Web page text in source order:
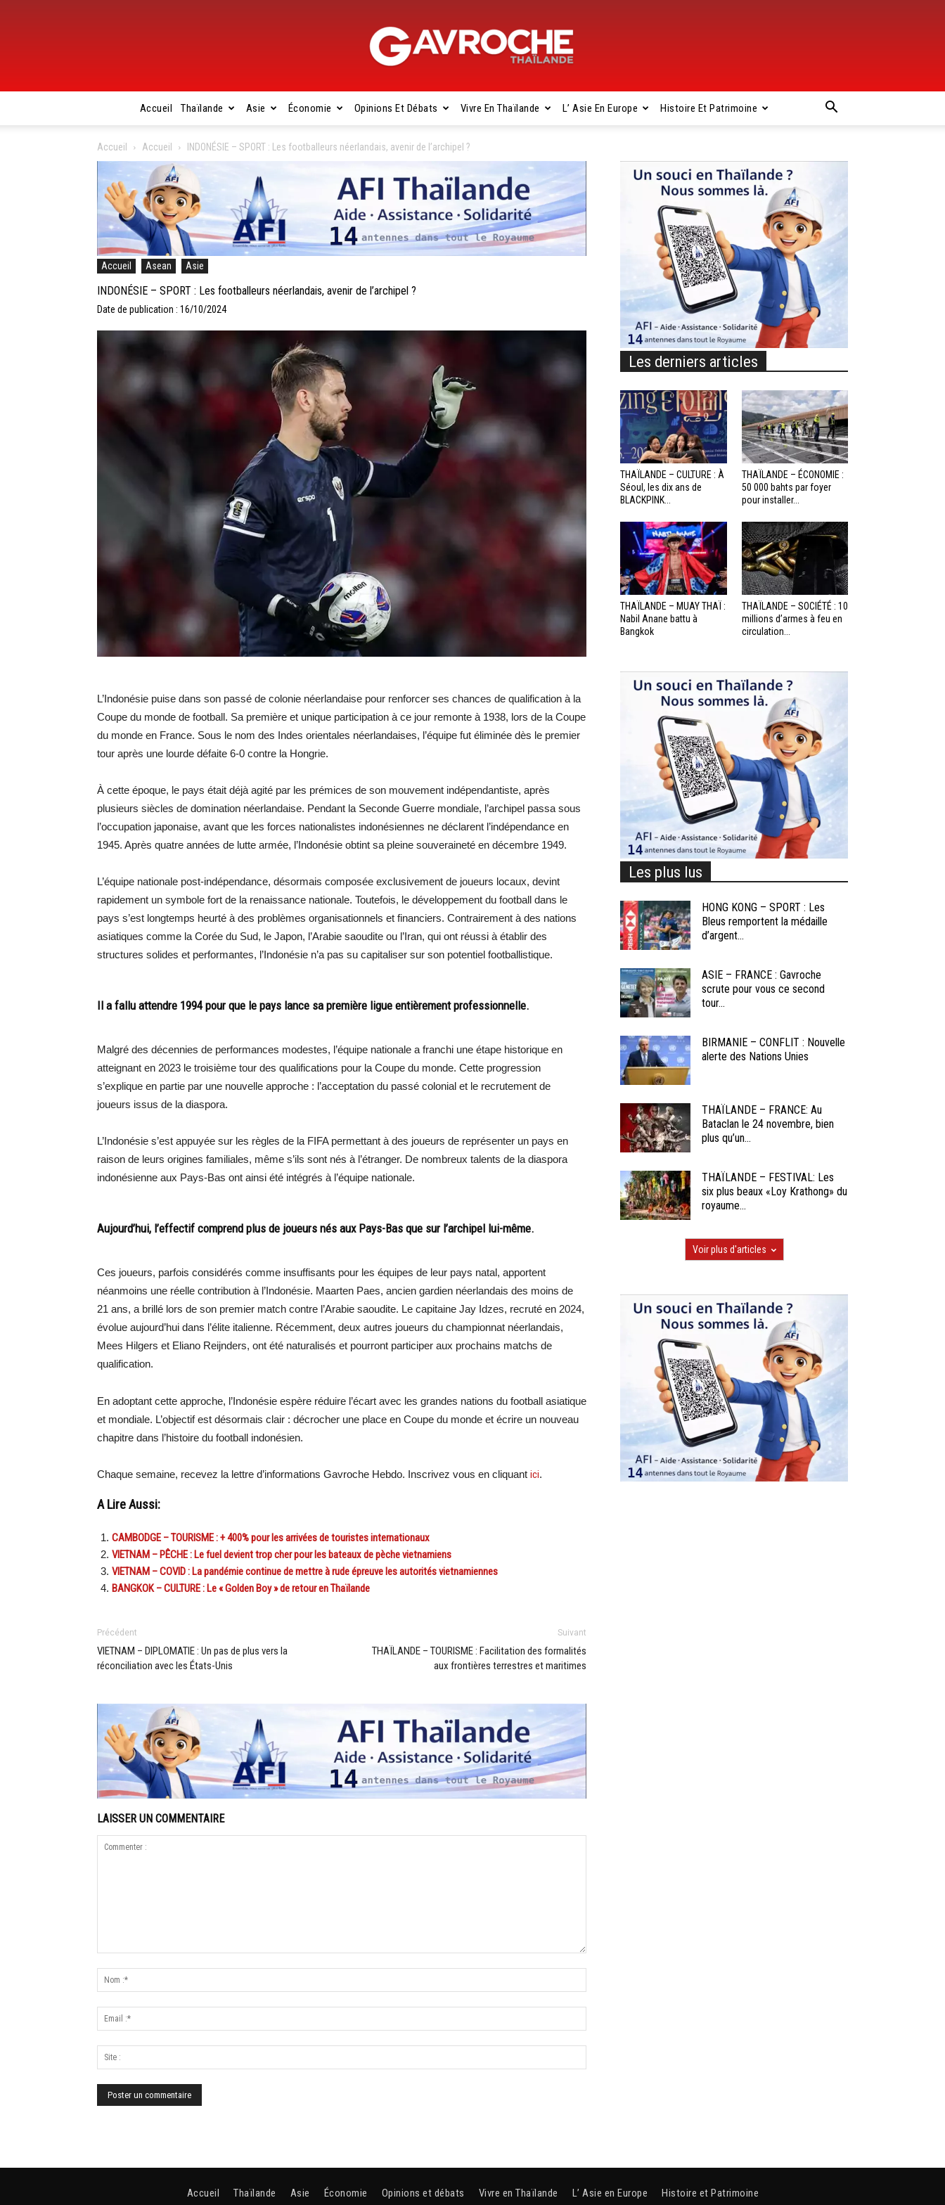
Gavroche
Thaïlande
Accueil Thaïlande Asie Économie Opinions Et Débats Vivre En Thaïlande L’ Asie En Europe Histoire Et Patrimoine
Accueil Accueil INDONÉSIE – SPORT : Les footballeurs néerlandais, avenir de l’archipel ?
Accueil Asean Asie
INDONÉSIE – SPORT : Les footballeurs néerlandais, avenir de l’archipel ?
Date de publication : 16/10/2024
L’Indonésie puise dans son passé de colonie néerlandaise pour renforcer ses chances de qualification à la
Coupe du monde de football. Sa première et unique participation à ce jour remonte à 1938, lors de la Coupe
du monde en France. Sous le nom des Indes orientales néerlandaises, l’équipe fut éliminée dès le premier
tour après une lourde défaite 6-0 contre la Hongrie.
À cette époque, le pays était déjà agité par les prémices de son mouvement indépendantiste, après
plusieurs siècles de domination néerlandaise. Pendant la Seconde Guerre mondiale, l’archipel passa sous
l’occupation japonaise, avant que les forces nationalistes indonésiennes ne déclarent l’indépendance en
1945. Après quatre années de lutte armée, l’Indonésie obtint sa pleine souveraineté en décembre 1949.
L’équipe nationale post-indépendance, désormais composée exclusivement de joueurs locaux, devint
rapidement un symbole fort de la renaissance nationale. Toutefois, le développement du football dans le
pays s’est longtemps heurté à des problèmes organisationnels et financiers. Contrairement à des nations
asiatiques comme la Corée du Sud, le Japon, l’Arabie saoudite ou l’Iran, qui ont réussi à établir des
structures solides et performantes, l’Indonésie n’a pas su capitaliser sur son potentiel footballistique.
Il a fallu attendre 1994 pour que le pays lance sa première ligue entièrement professionnelle.
Malgré des décennies de performances modestes, l’équipe nationale a franchi une étape historique en
atteignant en 2023 le troisième tour des qualifications pour la Coupe du monde. Cette progression
s’explique en partie par une nouvelle approche : l’acceptation du passé colonial et le recrutement de
joueurs issus de la diaspora.
L’Indonésie s’est appuyée sur les règles de la FIFA permettant à des joueurs de représenter un pays en
raison de leurs origines familiales, même s’ils sont nés à l’étranger. De nombreux talents de la diaspora
indonésienne aux Pays-Bas ont ainsi été intégrés à l’équipe nationale.
Aujourd’hui, l’effectif comprend plus de joueurs nés aux Pays-Bas que sur l’archipel lui-même.
Ces joueurs, parfois considérés comme insuffisants pour les équipes de leur pays natal, apportent
néanmoins une réelle contribution à l’Indonésie. Maarten Paes, ancien gardien néerlandais des moins de
21 ans, a brillé lors de son premier match contre l’Arabie saoudite. Le capitaine Jay Idzes, recruté en 2024,
évolue aujourd’hui dans l’élite italienne. Récemment, deux autres joueurs du championnat néerlandais,
Mees Hilgers et Eliano Reijnders, ont été naturalisés et pourront participer aux prochains matchs de
qualification.
En adoptant cette approche, l’Indonésie espère réduire l’écart avec les grandes nations du football asiatique
et mondiale. L’objectif est désormais clair : décrocher une place en Coupe du monde et écrire un nouveau
chapitre dans l’histoire du football indonésien.
Chaque semaine, recevez la lettre d’informations Gavroche Hebdo. Inscrivez vous en cliquant ici.
A Lire Aussi:
CAMBODGE – TOURISME : + 400% pour les arrivées de touristes internationaux
VIETNAM – PÊCHE : Le fuel devient trop cher pour les bateaux de pèche vietnamiens
VIETNAM – COVID : La pandémie continue de mettre à rude épreuve les autorités vietnamiennes
BANGKOK – CULTURE : Le « Golden Boy » de retour en Thaïlande
Précédent
VIETNAM – DIPLOMATIE : Un pas de plus vers la
réconciliation avec les États-Unis
Suivant
THAÏLANDE – TOURISME : Facilitation des formalités
aux frontières terrestres et maritimes
LAISSER UN COMMENTAIRE
Les derniers articles
THAÏLANDE – CULTURE : À
Séoul, les dix ans de
BLACKPINK...
THAÏLANDE – ÉCONOMIE :
50 000 bahts par foyer
pour installer...
THAÏLANDE – MUAY THAÏ :
Nabil Anane battu à
Bangkok
THAÏLANDE – SOCIÉTÉ : 10
millions d’armes à feu en
circulation...
Les plus lus
HONG KONG – SPORT : Les
Bleus remportent la médaille
d’argent...
ASIE – FRANCE : Gavroche
scrute pour vous ce second
tour...
BIRMANIE – CONFLIT : Nouvelle
alerte des Nations Unies
THAÏLANDE – FRANCE: Au
Bataclan le 24 novembre, bien
plus qu’un...
THAÏLANDE – FESTIVAL: Les
six plus beaux «Loy Krathong» du
royaume...
Voir plus d'articles
Accueil Thaïlande Asie Économie Opinions et débats Vivre en Thaïlande L’ Asie en Europe Histoire et Patrimoine